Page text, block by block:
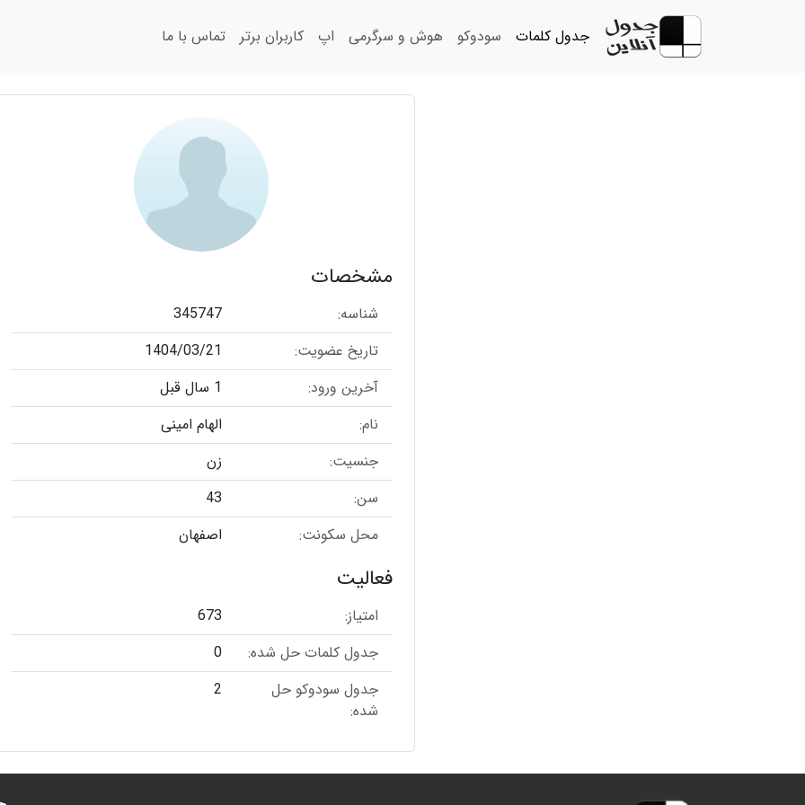
جدول کلمات سودوکو هوش و سرگرمی اپ کاربران برتر تماس با ما
مشخصات
شناسه:
345747
تاریخ عضویت:
1404/03/21
آخرین ورود:
1 سال قبل
نام:
الهام امینی
جنسیت:
زن
سن:
43
محل سکونت:
اصفهان
فعالیت
امتیاز:
673
جدول کلمات حل شده:
0
جدول سودوکو حل
شده:
2